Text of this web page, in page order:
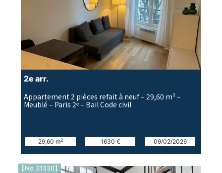
2e arr.
Appartement 2 pièces refait à neuf – 29,60 m² –
Meublé – Paris 2ᵉ – Bail Code civil
29,60 m2 1630 € 09/02/2026
【No.31330】